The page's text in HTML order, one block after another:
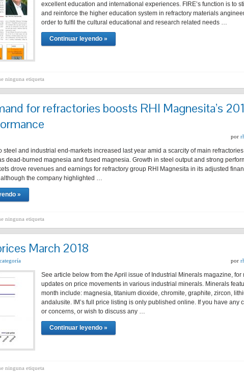
excellent education and international experiences. FIRE’s function is to
and reinforce the higher education system in refractory materials
order to fulfil the cultural educational and research related needs …
Continuar leyendo »
ninguna etiqueta
for refractories boosts RHI Magnesita’s
por
steel and industrial end-markets increased last year amid a scarcity of main
dead-burned magnesia and fused magnesia. Growth in steel output and strong
drove revenues and earnings for refractory group RHI Magnesita in its adjusted
the company highlighted …
»
ninguna etiqueta
March 2018
por
See article below from the April issue of Industrial Minerals magazine, for
updates on price movements in various industrial minerals. Minerals
month include: magnesia, titanium dioxide, chromite, graphite, zircon,
andalusite. IM’s full price listing is only published online. If you have any
or concerns, or wish to discuss any …
Continuar leyendo »
ninguna etiqueta